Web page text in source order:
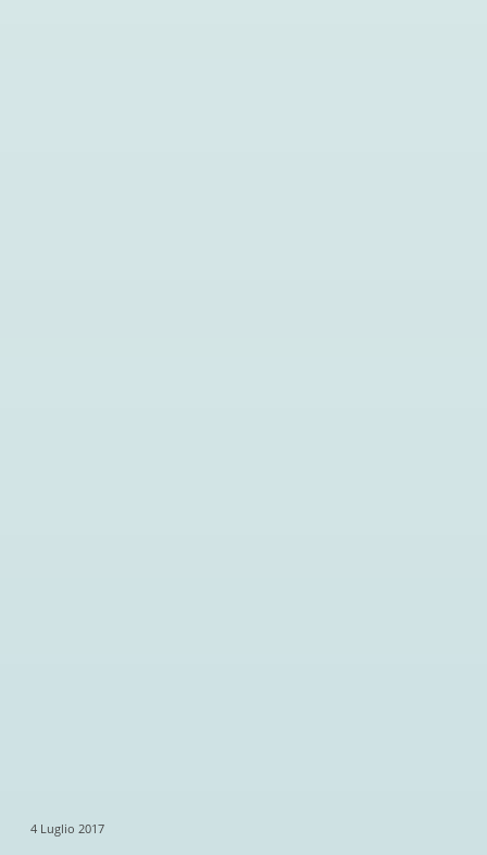
4 Luglio 2017